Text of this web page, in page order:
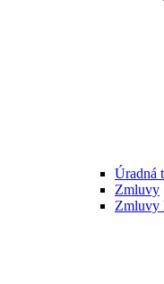
Úradná
Zmluvy
Zmluvy